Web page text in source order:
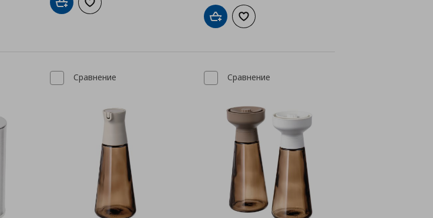
с любими
Добави в кошницата
Добави към списъка с любими
Добави в кошницата
Добави към списъка с любими
Сравнение Сравнение